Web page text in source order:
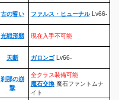
古の誓い ファルス・ヒューナルLv66-
光戦形態 現在入手不可能
天断 ガロンゴLv66-
刹那の崩
撃
全クラス装備可能
魔石交換魔石ファントムナ
イト